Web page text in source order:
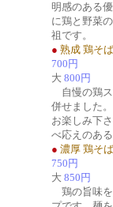
明感のある
に鶏と野菜
祖です。
● 熟成 鶏そば
700円
大 800円
自慢の鶏ス
併せました
お楽しみ下
べ応えのあ
● 濃厚 鶏そば
750円
大 850円
鶏の旨味を